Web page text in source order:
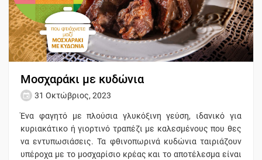
Μοσχαράκι με κυδώνια
31 Οκτώβριος, 2023
Ένα φαγητό με πλούσια γλυκόξινη γεύση, ιδανικό για
κυριακάτικο ή γιορτινό τραπέζι με καλεσμένους που θες
να εντυπωσιάσεις. Τα φθινοπωρινά κυδώνια ταιριάζουν
υπέροχα με το μοσχαρίσιο κρέας και το αποτέλεσμα είναι